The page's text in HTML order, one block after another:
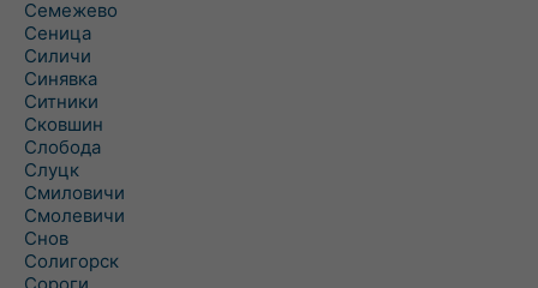
Семежево
Сеница
Силичи
Синявка
Ситники
Сковшин
Слобода
Слуцк
Смиловичи
Смолевичи
Снов
Солигорск